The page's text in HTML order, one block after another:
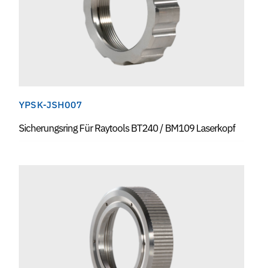
YPSK-JSH007
Sicherungsring Für Raytools BT240 / BM109 Laserkopf